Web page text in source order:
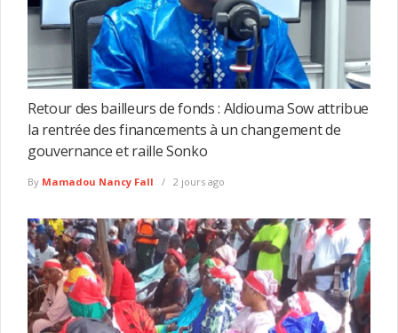
Retour des bailleurs de fonds : Aldiouma Sow attribue
la rentrée des financements à un changement de
gouvernance et raille Sonko
By Mamadou Nancy Fall 2 jours ago